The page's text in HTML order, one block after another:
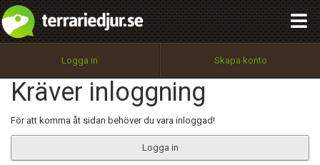
Logga in Skapa konto
Kräver inloggning
För att komma åt sidan behöver du vara inloggad!
Logga in
Utför
100%
OK
integritetspolicy
Namn:
Epost:
Begär nytt lösenord
Tillbaka till förstasidan